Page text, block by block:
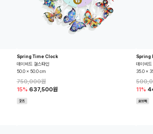
Spring Time Clock
데이비드 걸스타인
50.0 x 50.0 cm
750,000원
15% 637,500원
굿즈
Spring
데이비드
35.0 x
11%
오브제